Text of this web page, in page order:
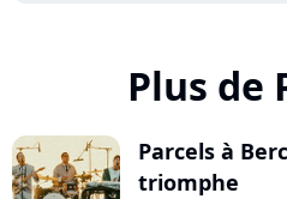
Plus de
Parcels à
triomphe